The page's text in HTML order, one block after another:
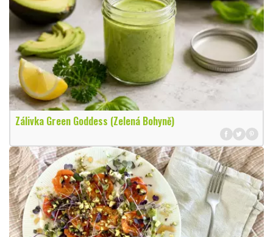
Zálivka Green Goddess (Zelená Bohyně)